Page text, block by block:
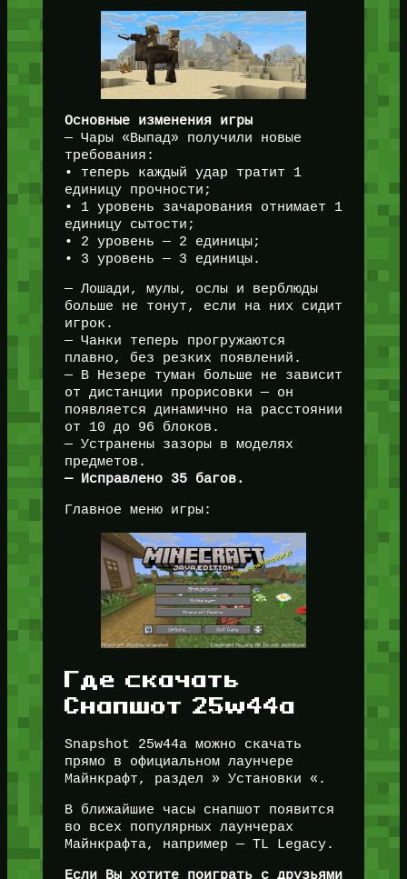
Основные изменения игры
— Чары «Выпад» получили новые
требования:
• теперь каждый удар тратит 1
единицу прочности;
• 1 уровень зачарования отнимает 1
единицу сытости;
• 2 уровень — 2 единицы;
• 3 уровень — 3 единицы.
— Лошади, мулы, ослы и верблюды
больше не тонут, если на них сидит
игрок.
— Чанки теперь прогружаются
плавно, без резких появлений.
— В Незере туман больше не зависит
от дистанции прорисовки — он
появляется динамично на расстоянии
от 10 до 96 блоков.
— Устранены зазоры в моделях
предметов.
— Исправлено 35 багов.
Главное меню игры:
Где скачать
Снапшот 25w44a
Snapshot 25w44a можно скачать
прямо в официальном лаунчере
Майнкрафт, раздел » Установки «.
В ближайшие часы снапшот появится
во всех популярных лаунчерах
Майнкрафта, например — TL Legacy.
Если Вы хотите поиграть с друзьями